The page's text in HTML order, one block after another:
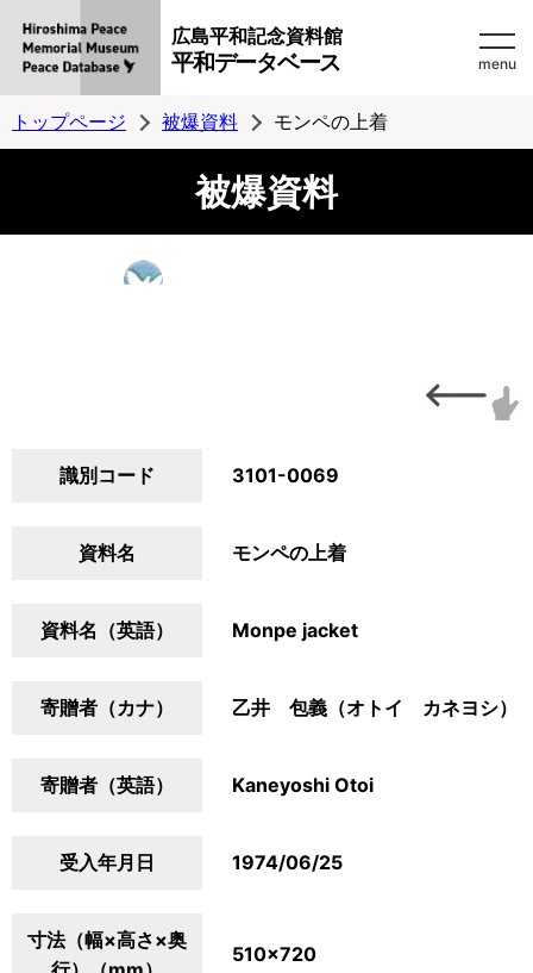
広島平和記念資料館
平和データベース menu
トップページ 被爆資料 モンペの上着
被爆資料
識別コード 3101-0069
資料名 モンペの上着
資料名（英語） Monpe jacket
寄贈者（カナ） 乙井 包義（オトイ カネヨシ）
寄贈者（英語） Kaneyoshi Otoi
受入年月日 1974/06/25
寸法（幅×高さ×奥
510×720